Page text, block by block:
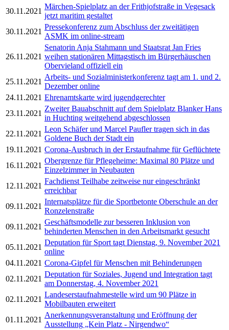
30.11.2021
Märchen-Spielplatz an der Frithjofstraße in Vegesack
jetzt maritim gestaltet
30.11.2021
Pressekonferenz zum Abschluss der zweitätigen
ASMK im online-stream
26.11.2021
Senatorin Anja Stahmann und Staatsrat Jan Fries
weihen stationären Mittagstisch im Bürgerhäuschen
Obervieland offiziell ein
25.11.2021
Arbeits- und Sozialministerkonferenz tagt am 1. und 2.
Dezember online
24.11.2021 Ehrenamtskarte wird jugendgerechter
23.11.2021
Zweiter Bauabschnitt auf dem Spielplatz Blanker Hans
in Huchting weitgehend abgeschlossen
22.11.2021
Leon Schäfer und Marcel Paufler tragen sich in das
Goldene Buch der Stadt ein
19.11.2021 Corona-Ausbruch in der Erstaufnahme für Geflüchtete
16.11.2021
Obergrenze für Pflegeheime: Maximal 80 Plätze und
Einzelzimmer in Neubauten
12.11.2021
Fachdienst Teilhabe zeitweise nur eingeschränkt
erreichbar
09.11.2021
Internatsplätze für die Sportbetonte Oberschule an der
Ronzelenstraße
09.11.2021
Geschäftsmodelle zur besseren Inklusion von
behinderten Menschen in den Arbeitsmarkt gesucht
05.11.2021
Deputation für Sport tagt Dienstag, 9. November 2021
online
04.11.2021 Corona-Gipfel für Menschen mit Behinderungen
02.11.2021
Deputation für Soziales, Jugend und Integration tagt
am Donnerstag, 4. November 2021
02.11.2021
Landeserstaufnahmestelle wird um 90 Plätze in
Mobilbauten erweitert
01.11.2021
Anerkennungsveranstaltung und Eröffnung der
Ausstellung „Kein Platz - Nirgendwo“